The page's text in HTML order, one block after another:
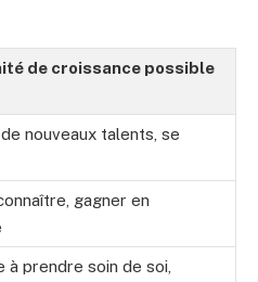
de croissance possible
nouveaux talents, se
gagner en
à prendre soin de soi,